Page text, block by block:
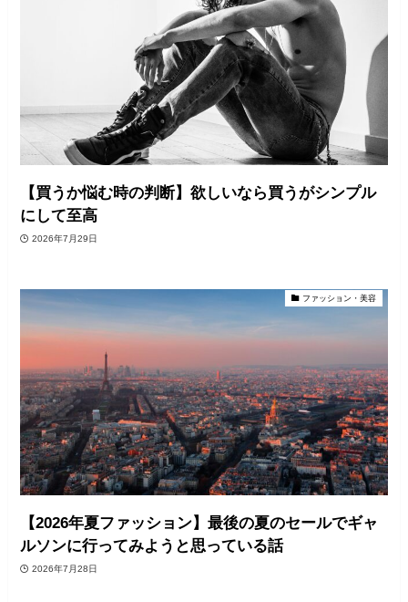
【買うか悩む時の判断】欲しいなら買うがシンプル
にして至高
2026年7月29日
ファッション・美容
【2026年夏ファッション】最後の夏のセールでギャ
ルソンに行ってみようと思っている話
2026年7月28日